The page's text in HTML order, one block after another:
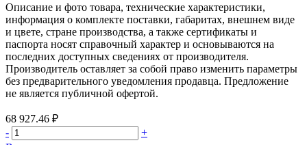
Описание и фото товара, технические характеристики,
информация о комплекте поставки, габаритах, внешнем виде
и цвете, стране производства, а также сертификаты и
паспорта носят справочный характер и основываются на
последних доступных сведениях от производителя.
Производитель оставляет за собой право изменить параметры
без предварительного уведомления продавца. Предложение
не является публичной офертой.
68 927.46 ₽
-
+